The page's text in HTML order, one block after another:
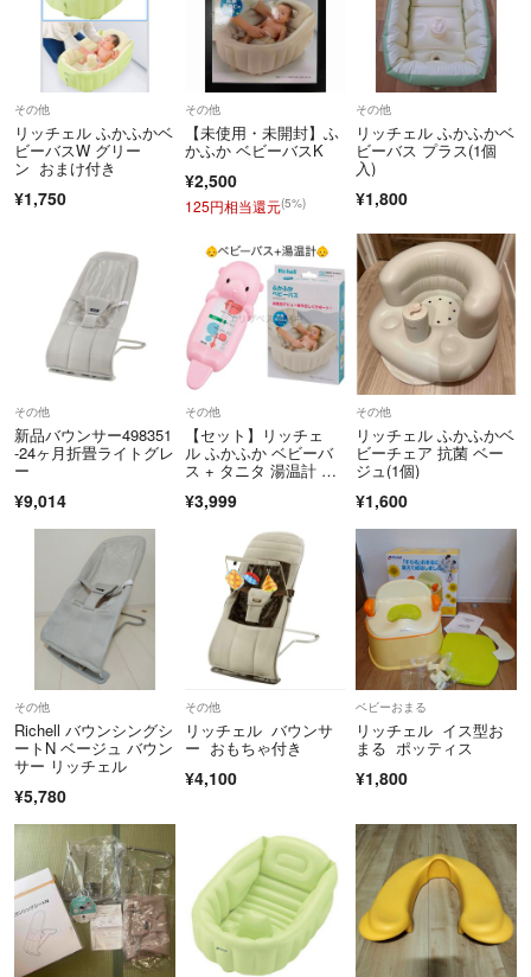
その他
リッチェル ふかふかベ
ビーバスW グリー
ン おまけ付き
¥1,750
その他
【未使用・未開封】ふ
かふか ベビーバスK
¥2,500
125円相当還元(5%)
その他
リッチェル ふかふかベ
ビーバス プラス(1個
入)
¥1,800
その他
新品バウンサー498351
-24ヶ月折畳ライトグレ
ー
¥9,014
その他
【セット】リッチェ
ル ふかふか ベビーバ
ス + タニタ 湯温計 赤
¥3,999
その他
リッチェル ふかふかベ
ビーチェア 抗菌 ベー
ジュ(1個)
¥1,600
その他
Richell バウンシングシ
ートN ベージュ バウン
サー リッチェル
¥5,780
その他
リッチェル バウンサ
ー おもちゃ付き
¥4,100
ベビーおまる
リッチェル イス型お
まる ポッティス
¥1,800